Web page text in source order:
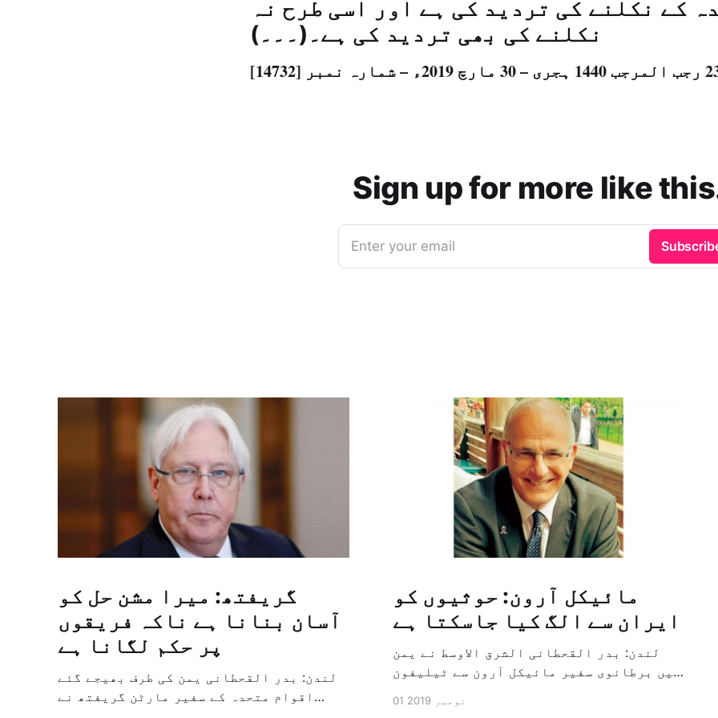
کے نکلنے کی تردید کی ہے اور اسی طرح نہ
نکلنے کی بھی تردید کی ہے۔(۔۔۔)
Sign up for more like
Enter your email
گریفتھ: میرا مشن حل کو
آسان بنانا ہے ناکہ فریقوں
پر حکم لگانا ہے
لندن: بدر القحطانی یمن کی طرف بھیجے گئے
اقوام متحدہ کے سفیر مارٹن گریفتھ نے
مائیکل آرون: حوثیوں کو
ایران سے الگ کیا جاسکتا ہے
لندن: بدر القحطانی الشرق الاوسط نے یمن
میں برطانوی سفیر مائیکل آرون سے ٹیلیفون
کہ کیا ایران کو حوثیوں سے الگ کیا جاسکتا
01 نومبر 2019